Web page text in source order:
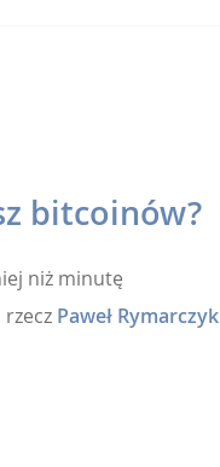
bitcoinów?
niż minutę
rzecz Paweł Rymarczyk